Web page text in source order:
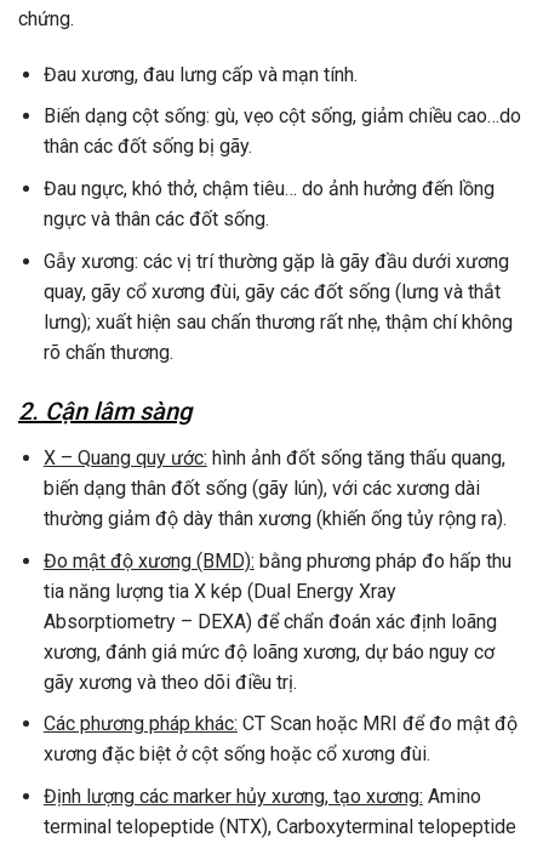
chứng.
Đau xương, đau lưng cấp và mạn tính.
Biến dạng cột sống: gù, vẹo cột sống, giảm chiều cao…do
thân các đốt sống bị gãy.
Đau ngực, khó thở, chậm tiêu… do ảnh hưởng đến lồng
ngực và thân các đốt sống.
Gẫy xương: các vị trí thường gặp là gãy đầu dưới xương
quay, gãy cổ xương đùi, gãy các đốt sống (lưng và thắt
lưng); xuất hiện sau chấn thương rất nhẹ, thậm chí không
rõ chấn thương.
2. Cận lâm sàng
X – Quang quy ước: hình ảnh đốt sống tăng thấu quang,
biến dạng thân đốt sống (gãy lún), với các xương dài
thường giảm độ dày thân xương (khiến ống tủy rộng ra).
Đo mật độ xương (BMD): bằng phương pháp đo hấp thu
tia năng lượng tia X kép (Dual Energy Xray
Absorptiometry – DEXA) để chẩn đoán xác định loãng
xương, đánh giá mức độ loãng xương, dự báo nguy cơ
gãy xương và theo dõi điều trị.
Các phương pháp khác: CT Scan hoặc MRI để đo mật độ
xương đặc biệt ở cột sống hoặc cổ xương đùi.
Định lượng các marker hủy xương, tạo xương: Amino
terminal telopeptide (NTX), Carboxyterminal telopeptide